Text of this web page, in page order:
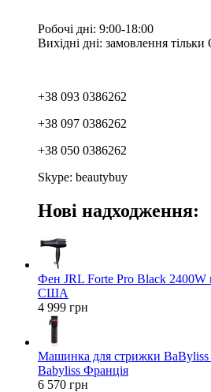
Робочі дні: 9:00-18:00
Вихідні дні: замовлення тільки
+38 093 0386262
+38 097 0386262
+38 050 0386262
Skype: beautybuy
Нові надходження:
Фен JRL Forte Pro Black 2400W
США
4 999 грн
Машинка для стрижки
Babyliss Франція
6 570 грн